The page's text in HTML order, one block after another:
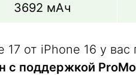
3692 мАч
от iPhone 16 у
с поддержкой